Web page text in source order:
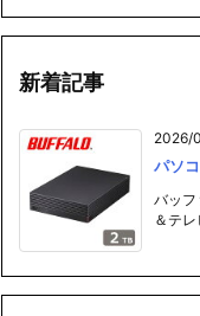
新着記事
2026/
パソ
バッフ
＆テレ